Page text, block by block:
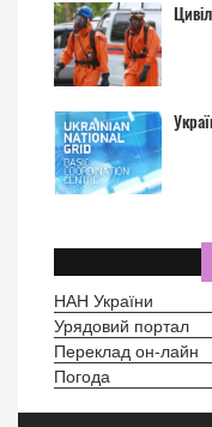
НАН України
Урядовий портал
Переклад он-лайн
Погода